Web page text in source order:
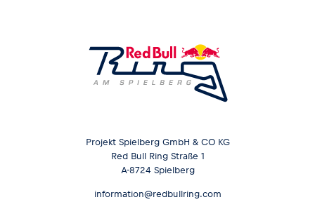
Projekt Spielberg GmbH & CO KG
Red Bull Ring Straße 1
A-8724 Spielberg
information@redbullring.com